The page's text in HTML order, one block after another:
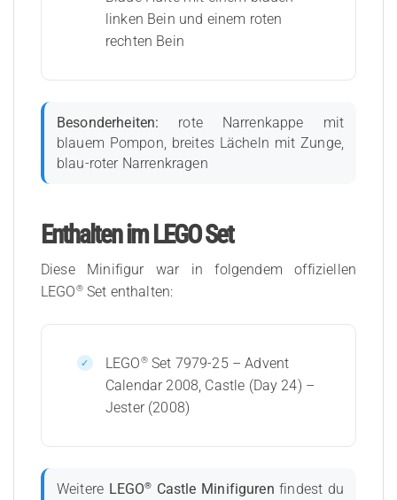
linken Bein und einem roten
rechten Bein
Besonderheiten: rote Narrenkappe mit
blauem Pompon, breites Lächeln mit Zunge,
blau-roter Narrenkragen
Enthalten im LEGO Set
Diese Minifigur war in folgendem offiziellen
LEGO®Set enthalten:
LEGO®Set 7979-25 – Advent
Calendar 2008, Castle (Day 24) –
Jester (2008)
Weitere LEGO® Castle Minifiguren findest du